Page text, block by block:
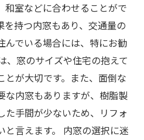
和室などに合わせることがで
を持つ内窓もあり、交通量の
んでいる場合には、特にお勧
、窓のサイズや住宅の抱えて
とが大切です。また、面倒な
な内窓もありますが、樹脂製
た手間が少ないため、リフォ
と言えます。 内窓の選択に迷